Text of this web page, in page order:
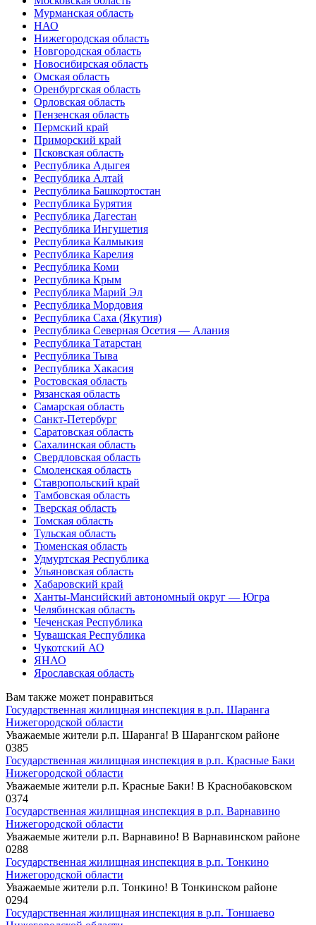
Мурманская область
НАО
Нижегородская область
Новгородская область
Новосибирская область
Омская область
Оренбургская область
Орловская область
Пензенская область
Пермский край
Приморский край
Псковская область
Республика Адыгея
Республика Алтай
Республика Башкортостан
Республика Бурятия
Республика Дагестан
Республика Ингушетия
Республика Калмыкия
Республика Карелия
Республика Коми
Республика Крым
Республика Марий Эл
Республика Мордовия
Республика Саха (Якутия)
Республика Северная Осетия — Алания
Республика Татарстан
Республика Тыва
Республика Хакасия
Ростовская область
Рязанская область
Самарская область
Санкт-Петербург
Саратовская область
Сахалинская область
Свердловская область
Смоленская область
Ставропольский край
Тамбовская область
Тверская область
Томская область
Тульская область
Тюменская область
Удмуртская Республика
Ульяновская область
Хабаровский край
Ханты-Мансийский автономный округ — Югра
Челябинская область
Чеченская Республика
Чувашская Республика
Чукотский АО
ЯНАО
Ярославская область
Вам также может понравиться
Государственная жилищная инспекция в р.п. Шаранга
Нижегородской области
Уважаемые жители р.п. Шаранга! В Шарангском районе
0385
Государственная жилищная инспекция в р.п. Красные Баки
Нижегородской области
Уважаемые жители р.п. Красные Баки! В Краснобаковском
0374
Государственная жилищная инспекция в р.п. Варнавино
Нижегородской области
Уважаемые жители р.п. Варнавино! В Варнавинском районе
0288
Государственная жилищная инспекция в р.п. Тонкино
Нижегородской области
Уважаемые жители р.п. Тонкино! В Тонкинском районе
0294
Государственная жилищная инспекция в р.п. Тоншаево